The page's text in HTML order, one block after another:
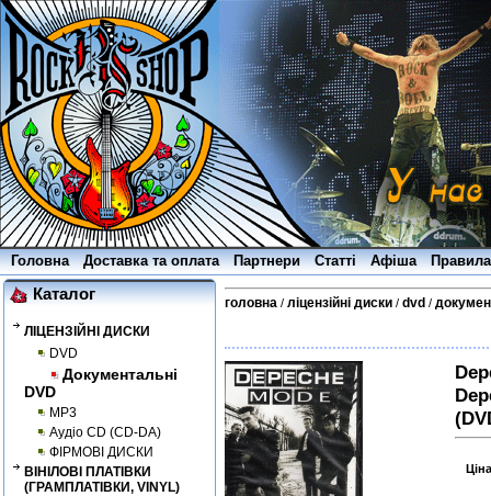
Головна Доставка та оплата Партнери Статті Афіша
Каталог
ЛІЦЕНЗІЙНІ ДИСКИ
DVD
Документальні
DVD
MP3
Аудіо CD (CD-DA)
ФІРМОВІ ДИСКИ
ВІНІЛОВІ ПЛАТІВКИ
(ГРАМПЛАТІВКИ, VINYL)
головна / ліцензійні диски / dvd /